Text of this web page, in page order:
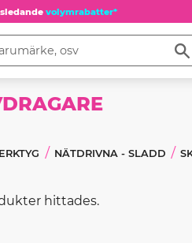
volymrabatter*
NÄTDRIVNA - SLADD
hittades.